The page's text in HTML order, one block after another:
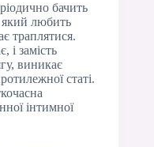
бачить
який любить
траплятися.
і замість
виникає
статі.
інтимної